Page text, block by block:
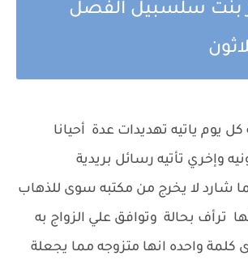
بنت سلسبيل الفصل
يوم ياتيه تهديدات عدة أحيانا
وإخري تأتيه رسائل بريدية
شارد لا يخرج من مكتبه سوى للذهاب
ترأف بحالة وتوافق علي الزواج به
كلمة واحده انها متزوجه مما يجعلة